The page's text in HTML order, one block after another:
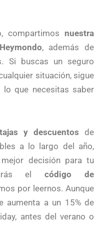
compartimos nuestra
, además de
Si buscas un seguro
situación, sigue
lo que necesitas saber
y descuentos de
a lo largo del año,
decisión para tu
elcódigo de
por leernos. Aunque
aumenta a un 15% de
antes del verano o